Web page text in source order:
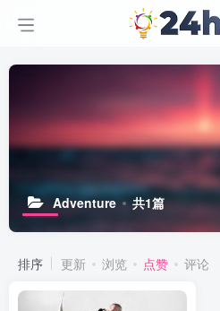
Adventure 共1篇
排序 更新 浏览 点赞 评论